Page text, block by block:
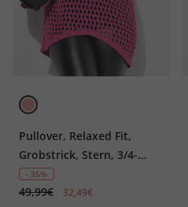
Pullover, Relaxed Fit,
Grobstrick, Stern, 3/4-
Ärmel
- 35%
49,99€ 32,49€